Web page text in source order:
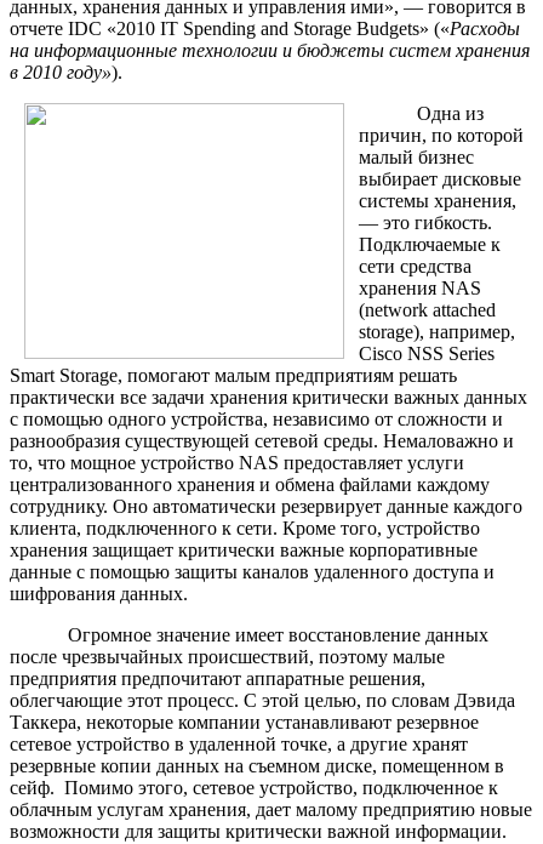
данных, хранения данных и управления ими», — говорится в
отчете IDC «2010 IT Spending and Storage Budgets» («Расходы
на информационные технологии и бюджеты систем хранения
в 2010 году»).
Одна из
причин, по которой
малый бизнес
выбирает дисковые
системы хранения,
— это гибкость.
Подключаемые к
сети средства
хранения NAS
(network attached
storage), например,
Cisco NSS Series
Smart Storage, помогают малым предприятиям решать
практически все задачи хранения критически важных данных
с помощью одного устройства, независимо от сложности и
разнообразия существующей сетевой среды. Немаловажно и
то, что мощное устройство NAS предоставляет услуги
централизованного хранения и обмена файлами каждому
сотруднику. Оно автоматически резервирует данные каждого
клиента, подключенного к сети. Кроме того, устройство
хранения защищает критически важные корпоративные
данные с помощью защиты каналов удаленного доступа и
шифрования данных.
Огромное значение имеет восстановление данных
после чрезвычайных происшествий, поэтому малые
предприятия предпочитают аппаратные решения,
облегчающие этот процесс. С этой целью, по словам Дэвида
Таккера, некоторые компании устанавливают резервное
сетевое устройство в удаленной точке, а другие хранят
резервные копии данных на съемном диске, помещенном в
сейф. Помимо этого, сетевое устройство, подключенное к
облачным услугам хранения, дает малому предприятию новые
возможности для защиты критически важной информации.